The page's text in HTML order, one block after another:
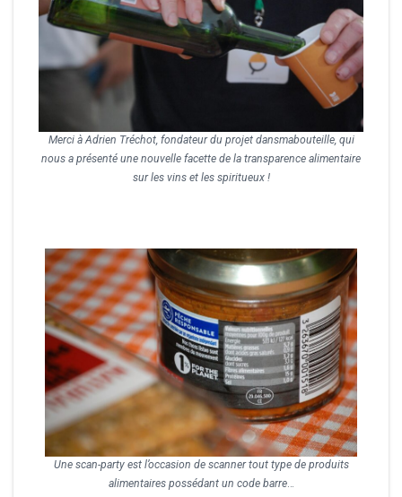
Merci à Adrien Tréchot, fondateur du projet dansmabouteille, qui
nous a présenté une nouvelle facette de la transparence alimentaire
sur les vins et les spiritueux !
Une scan-party est l’occasion de scanner tout type de produits
alimentaires possédant un code barre…